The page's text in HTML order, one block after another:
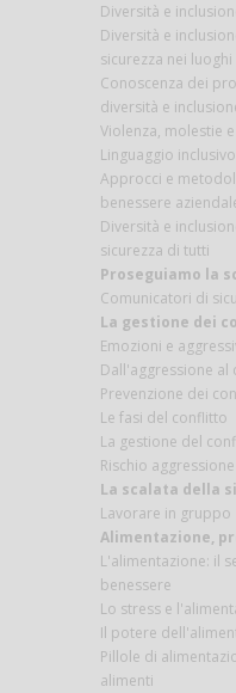
Diversità e
Diversità e
sicurezza nei
Conoscenza dei
diversità e
Violenza, molestie
Linguaggio
Approcci e
benessere
Diversità e
sicurezza di tutti
Proseguiamo la
Comunicatori di
La gestione dei
Emozioni e
Dall'aggressione al
Prevenzione dei
Le fasi del conflitto
La gestione del
Rischio
La scalata della
Lavorare in gruppo
Alimentazione,
L'alimentazione: il
benessere
Lo stress e
Il potere
Pillole di
alimenti